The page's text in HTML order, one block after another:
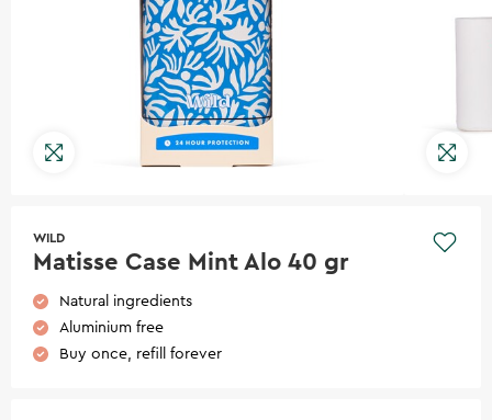
WILD
Matisse Case Mint Alo 40 gr
Natural ingredients
Aluminium free
Buy once, refill forever